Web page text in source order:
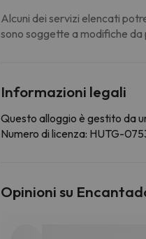
Alcuni dei servizi elencati
sono soggette a modifiche
Informazioni legali
Questo alloggio è gestito da
Numero di licenza: HUTG-
Opinioni su